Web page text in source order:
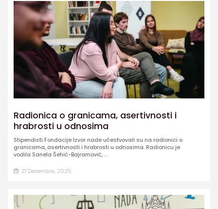
Radionica o granicama, asertivnosti i
hrabrosti u odnosima
Stipendisti Fondacije Izvor nade učestvovali su na radionici o
granicama, asertivnosti i hrabrosti u odnosima. Radionicu je
vodila Sanela Šehić-Bajramović, ...
21 Decembra, 2025